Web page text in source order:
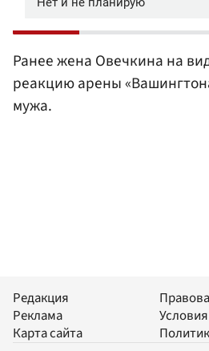
Ранее жена Овечкина на
реакцию арены
мужа.
Редакция
Реклама
Карта сайта